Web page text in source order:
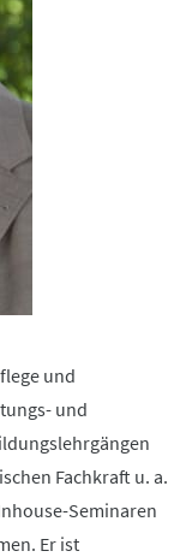
und
und
Fachkraft u. a.
Seminaren
Er ist